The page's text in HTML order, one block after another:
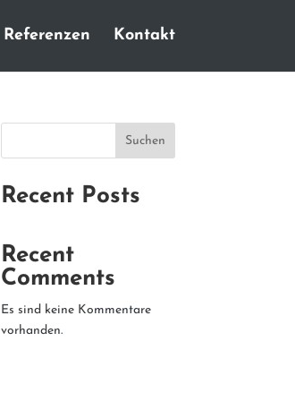
Referenzen Kontakt
Suchen
Recent Posts
Recent
Comments
Es sind keine Kommentare
vorhanden.